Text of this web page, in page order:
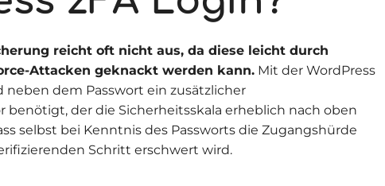
reicht oft nicht aus, da diese leicht durch
Attacken geknackt werden kann. Mit der WordPress
neben dem Passwort ein zusätzlicher
der die Sicherheitsskala erheblich nach oben
selbst bei Kenntnis des Passworts die Zugangshürde
Schritt erschwert wird.